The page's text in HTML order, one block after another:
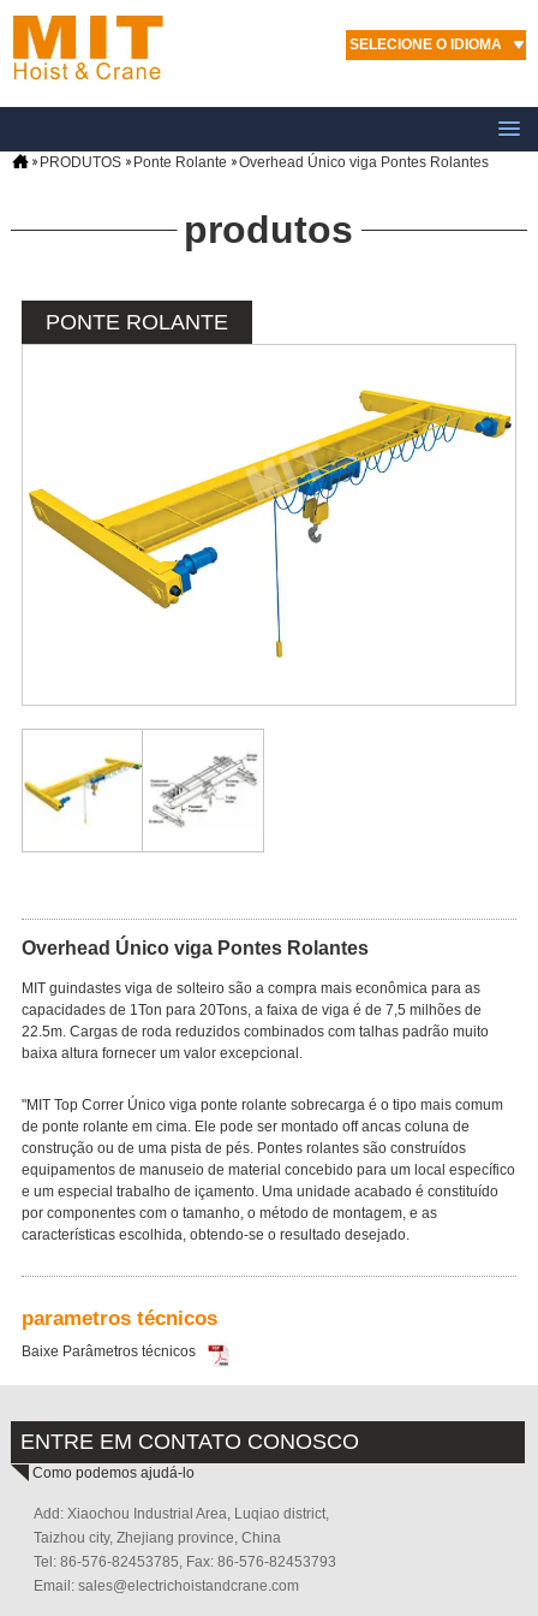
SELECIONE O IDIOMA
PRODUTOS Ponte Rolante Overhead Único viga Pontes Rolantes
produtos
PONTE ROLANTE
Overhead Único viga Pontes Rolantes
MIT guindastes viga de solteiro são a compra mais econômica para as
capacidades de 1Ton para 20Tons, a faixa de viga é de 7,5 milhões de
22.5m. Cargas de roda reduzidos combinados com talhas padrão muito
baixa altura fornecer um valor excepcional.
"MIT Top Correr Único viga ponte rolante sobrecarga é o tipo mais comum
de ponte rolante em cima. Ele pode ser montado off ancas coluna de
construção ou de uma pista de pés. Pontes rolantes são construídos
equipamentos de manuseio de material concebido para um local específico
e um especial trabalho de içamento. Uma unidade acabado é constituído
por componentes com o tamanho, o método de montagem, e as
características escolhida, obtendo-se o resultado desejado.
parametros técnicos
Baixe Parâmetros técnicos
ENTRE EM CONTATO CONOSCO
Como podemos ajudá-lo
Add: Xiaochou Industrial Area, Luqiao district,
Taizhou city, Zhejiang province, China
Tel: 86-576-82453785, Fax: 86-576-82453793
Email: sales@electrichoistandcrane.com